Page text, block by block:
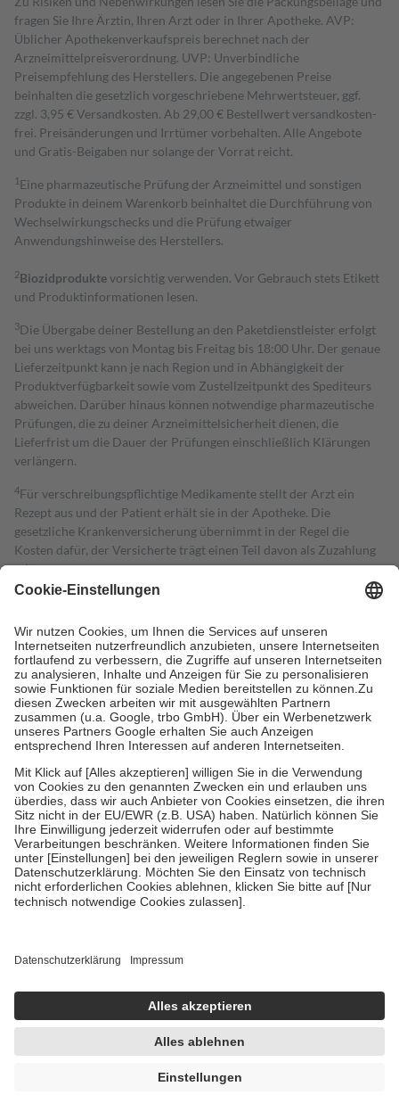
fragen Sie Ihre Ärztin, Ihren Arzt oder in Ihrer Apotheke. AVP:
Üblicher Apothekenverkaufspreis berechnet nach der
Arzneimittelpreisverordnung. UVP: Unverbindliche
Preisempfehlung des Herstellers. Die angegebenen Preise
beinhalten die gesetzlich vorgeschriebene Mehrwertsteuer, ggf.
zzgl. 3,95 € Versandkosten. Ab 29,00 € Bestell­wert versand­kosten­
frei. Preisänderungen und Irrtümer vorbehalten. Alle Angebote
und Gratis-Beigaben nur solange der Vorrat reicht.
1 Eine pharmazeutische Prüfung der Arzneimittel und sonstigen
Produkte in deinem Warenkorb beinhaltet die Durchführung von
Wechselwirkungschecks und die Prüfung etwaiger
Anwendungshinweise des Herstellers.
2Biozidproduktevorsichtig verwenden. Vor Gebrauch stets Etikett
und Produktinformationen lesen.
3Die Übergabe deiner Bestellung an den Paketdienstleister erfolgt
bei uns werktags von Montag bis Freitag bis 18:00 Uhr. Der genaue
Lieferzeitpunkt kann je nach Region und in Abhängigkeit der
Produktverfügbarkeit sowie vom Zustellzeitpunkt des Spediteurs
abweichen. Darüber hinaus können notwendige pharmazeutische
Prüfungen, die zu deiner Arzneimittelsicherheit dienen, die
Lieferfrist um die Dauer der Prüfungen einschließlich Klärungen
verlängern.
4Für verschreibungspflichtige Medikamente stellt der Arzt ein
Rezept aus und der Patient erhält sie in der Apotheke. Die
gesetzliche Krankenversicherung übernimmt in der Regel die
Kosten dafür, der Versicherte trägt einen Teil davon als Zuzahlung
mit.
Grundsätzlich leisten Mitglieder Zuzahlungen in Höhe von zehn
höchstens zehn Euro.
Es sind jedoch nie mehr als die tatsächlichen
Kosten der Leistung zu entrichten.
Diese Regeln gelten grundsätzlich auch für Online-Apotheken.
Bei Heilmitteln und häuslicher Krankenpflege beträgt die
Zuzahlung zehn Prozent der Kosten sowie zehn Euro je
Verordnung.
Um das Engagement der Versicherten für ihre eigene Gesundheit zu
stärken und die besondere Stellung der Familie zu unterstützen,
fallenkeine Zuzahlungenan bei:
• Kindern und Jugendlichen bis zum vollendeten 18. Lebensjahr
mit Ausnahme der Fahrkosten
• Untersuchungen zur Vorsorge und Früherkennung, die von der
GKV getragen werden
• empfohlenen Schutzimpfungen
• Harn- und Blutteststreifen
getroffen, um sicherzustellen, dass es sich um echte Bewertungen
https://help.etrusted.com/hc/de/articles/4419944605341
Einige Bilder und Inhalte wurden unter Zuhilfenahme künstlicher